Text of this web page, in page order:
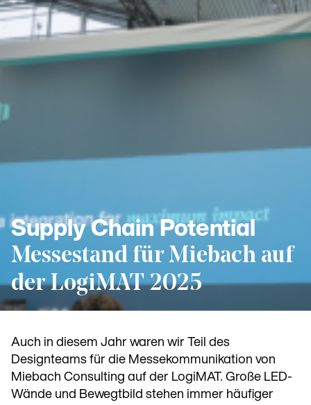
Supply Chain Potential
Messestand für Miebach auf
der LogiMAT 2025
Auch in diesem Jahr waren wir Teil des
Designteams für die Messekommunikation von
Miebach Consulting auf der LogiMAT. Große LED-
Wände und Bewegtbild stehen immer häufiger